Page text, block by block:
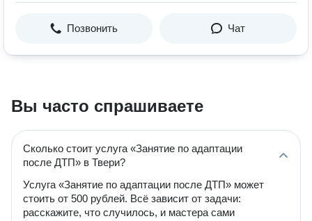
Позвонить Чат
Вы часто спрашиваете
Сколько стоит услуга «Занятие по адаптации
после ДТП» в Твери?
Услуга «Занятие по адаптации после ДТП» может
стоить от 500 рублей. Всё зависит от задачи:
расскажите, что случилось, и мастера сами